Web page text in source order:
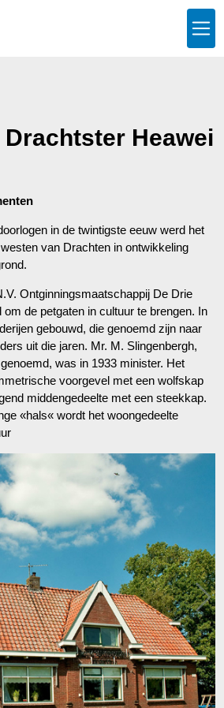
Drachtster Heawei
in de twintigste eeuw werd het
van Drachten in ontwikkeling
Ontginningsmaatschappij De Drie
de petgaten in cultuur te brengen. In
gebouwd, die genoemd zijn naar
uit die jaren. Mr. M. Slingenbergh,
was in 1933 minister. Het
voorgevel met een wolfskap
middengedeelte met een steekkap.
«hals« wordt het woongedeelte